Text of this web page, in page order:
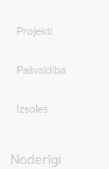
Projekti
Pašvaldība
Izsoles
Noderīgi